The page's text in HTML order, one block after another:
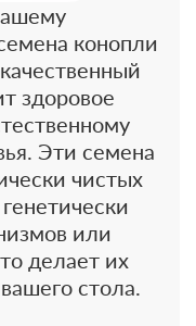
конопли
здоровое
Эти семена
чистых
или
делает их
стола.